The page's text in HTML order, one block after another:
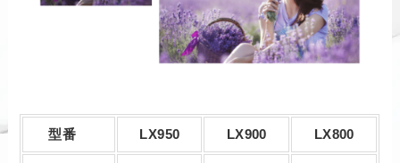
型番 LX950 LX900 LX800